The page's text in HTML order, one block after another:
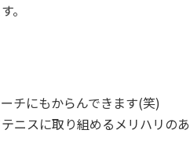
。
チにもからんできます(笑)
ニスに取り組めるメリハリの